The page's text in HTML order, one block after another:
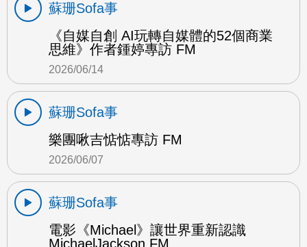
蘇珊Sofa事
《自媒自創 AI玩轉自媒體的52個商業
思維》作者鍾婷專訪 FM
2026/06/14
蘇珊Sofa事
樂團啾吉惦惦專訪 FM
2026/06/07
蘇珊Sofa事
電影《Michael》讓世界重新認識
MichaelJackson FM